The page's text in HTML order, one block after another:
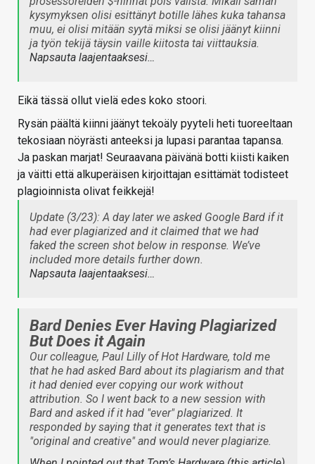
kysymyksen olisi esittänyt botille lähes kuka tahansa
muu, ei olisi mitään syytä miksi se olisi jäänyt kiinni
ja työn tekijä täysin vaille kiitosta tai viittauksia.
Napsauta laajentaaksesi…
Eikä tässä ollut vielä edes koko stoori.
Rysän päältä kiinni jäänyt tekoäly pyyteli heti tuoreeltaan
tekosiaan nöyrästi anteeksi ja lupasi parantaa tapansa.
Ja paskan marjat! Seuraavana päivänä botti kiisti kaiken
ja väitti että alkuperäisen kirjoittajan esittämät todisteet
plagioinnista olivat feikkejä!
Update (3/23): A day later we asked Google Bard if it
had ever plagiarized and it claimed that we had
faked the screen shot below in response. We’ve
included more details further down.
Napsauta laajentaaksesi…
Bard Denies Ever Having Plagiarized
But Does it Again
Our colleague, Paul Lilly of Hot Hardware, told me
that he had asked Bard about its plagiarism and that
it had denied ever copying our work without
attribution. So I went back to a new session with
Bard and asked if it had "ever" plagiarized. It
responded by saying that it generates text that is
"original and creative" and would never plagiarize.